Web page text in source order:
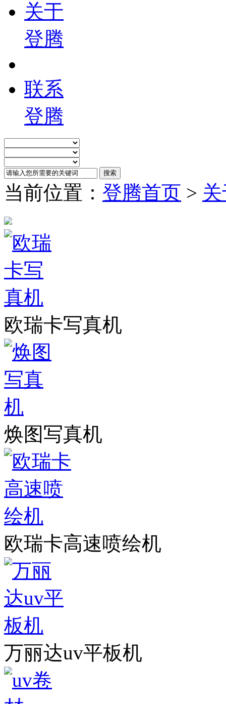
关于
登腾
联系
登腾
当前位置： 登腾首页 >
欧瑞卡写真机
焕图写真机
欧瑞卡高速喷绘机
万丽达uv平板机